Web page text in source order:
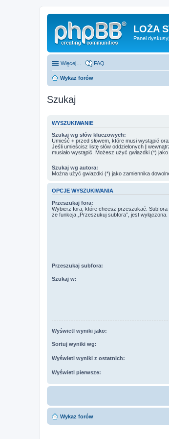
LOŻA
Panel
Więcej… FAQ
Wykaz forów
Szukaj
WYSZUKIWANIE
Szukaj wg słów kluczowych:
Umieść + przed słowem, które musi wystąpić
Jeśli umieścisz listę słów oddzielonych |
musiało wystąpić. Możesz użyć gwiazdki (*)
Szukaj wg autora:
Można użyć gwiazdki (*) jako zamiennika
OPCJE WYSZUKIWANIA
Przeszukaj fora:
Wybierz fora, które chcesz przeszukać.
że funkcja „Przeszukuj subfora”, jest wyłączona.
Przeszukaj subfora:
Szukaj w:
Wyświetl wyniki jako:
Sortuj wyniki wg:
Wyświetl wyniki z ostatnich:
Wyświetl pierwsze:
Wykaz forów